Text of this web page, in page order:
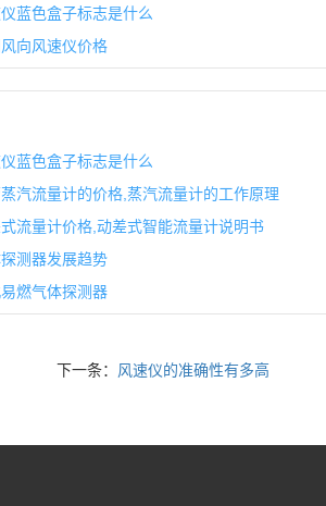
蓝色盒子标志是什么
向风速仪价格
蓝色盒子标志是什么
汽流量计的价格,蒸汽流量计的工作原理
流量计价格,动差式智能流量计说明书
测器发展趋势
燃气体探测器
下一条： 风速仪的准确性有多高